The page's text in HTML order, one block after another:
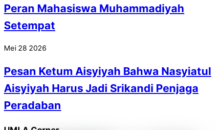
Peran Mahasiswa Muhammadiyah
Setempat
Mei 28 2026
Pesan Ketum Aisyiyah Bahwa Nasyiatul
Aisyiyah Harus Jadi Srikandi Penjaga
Peradaban